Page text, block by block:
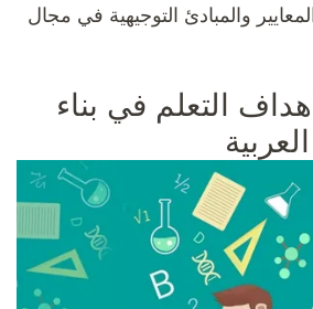
والمبادئ التوجيهية في مجال
التعلم في بناء